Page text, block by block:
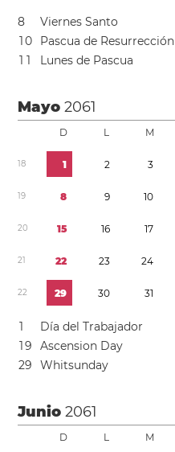
8
Viernes Santo
10
Pascua de Resurrección
1 1 Lunes de Pascua
Mayo2061
D L M
18 1 2 3
19 8 9 10
20 15 16 17
21 22 23 24
22 29 30 31
1
Día del Trabajador
19
Ascension Day
29 Whitsunday
Junio2061
D L M